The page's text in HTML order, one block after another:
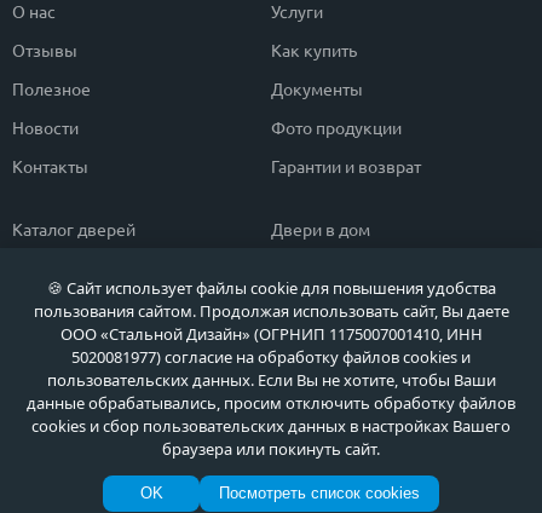
О нас
Отзывы
Полезное
Новости
Контакты
Услуги
Как купить
Документы
Фото продукции
Гарантии и возврат
Каталог дверей
Популярные двери
Быстрый подбор двери
Двери класса ЭКОНОМ
Двери в дом
Двери в квартиру
Тамбурные двери
Противопожарные двери
Политика обработки персональных данных
Политика обработки файлов Cookie
© МЕТА ДВЕРИ, Входные металлические двери в Москве и Московской области
🍪 Сайт использует файлы cookie для повышения удобства
пользования сайтом. Продолжая использовать сайт, Вы даете
ООО «Стальной Дизайн» (ОГРНИП 1175007001410, ИНН
5020081977) согласие на обработку файлов cookies и
пользовательских данных. Если Вы не хотите, чтобы Ваши
данные обрабатывались, просим отключить обработку файлов
cookies и сбор пользовательских данных в настройках Вашего
браузера или покинуть сайт.
OK Посмотреть список cookies